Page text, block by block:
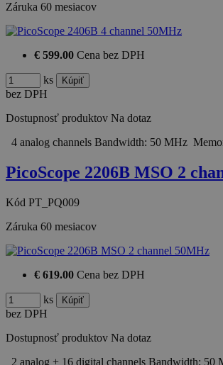
Záruka 60 mesiacov
€ 599.00 Cena bez DPH
ks
bez DPH
Dostupnosť produktov Na dotaz
4 analog channels Bandwidth: 50 MHz
PicoScope 2206B MSO 2
Kód PT_PQ009
Záruka 60 mesiacov
€ 619.00 Cena bez DPH
ks
bez DPH
Dostupnosť produktov Na dotaz
2 analog + 16 digital channels Bandwidth: